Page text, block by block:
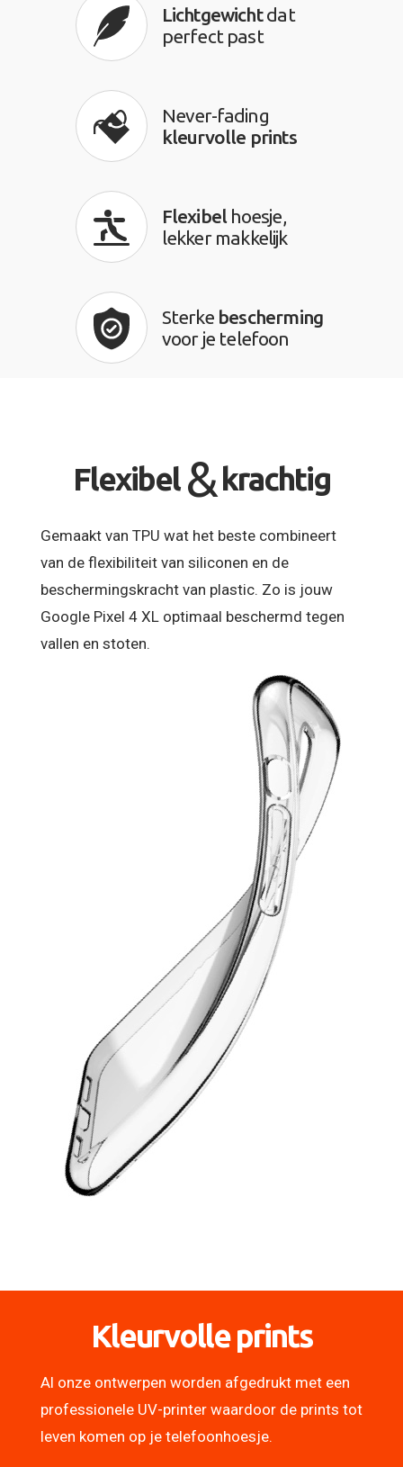
Lichtgewichtdat
perfect past
Never-fading
kleurvolle prints
Flexibelhoesje,
lekker makkelijk
Sterke bescherming
voor je telefoon
Flexibel &krachtig
Gemaakt van TPU wat het beste combineert
van de flexibiliteit van siliconen en de
beschermingskracht van plastic. Zo is jouw
Google Pixel 4 XL optimaal beschermd tegen
vallen en stoten.
Kleurvolle prints
Al onze ontwerpen worden afgedrukt met een
professionele UV-printer waardoor de prints tot
leven komen op je telefoonhoesje.